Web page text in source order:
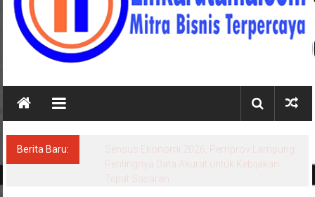
LINKARUTAMA.COM
Mitra
Terpercaya
Berita Baru:
Sensus Ekonomi 2026, Pemprov Lampung:
Pentingnya Data Akurat untuk Kebijakan
Tepat Sasaran